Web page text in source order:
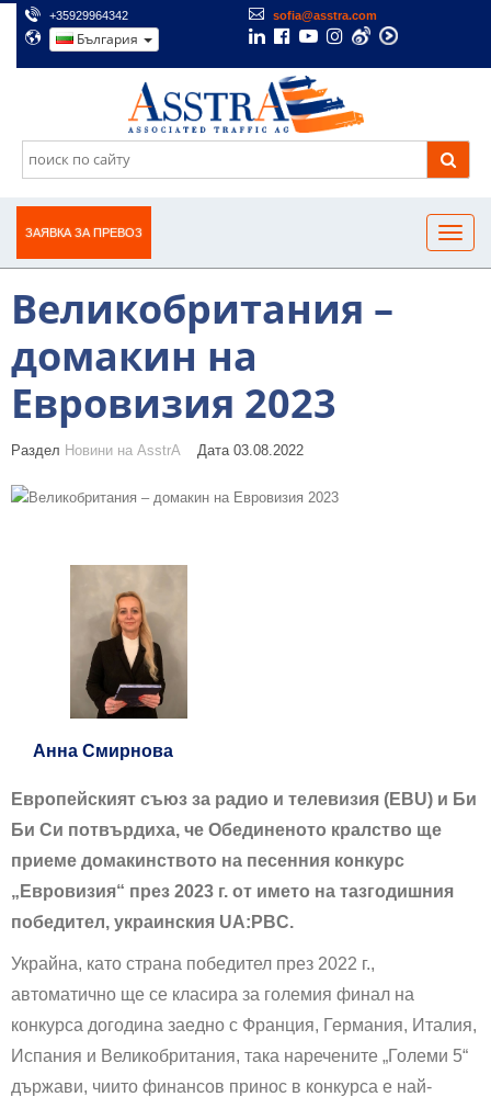
+35929964342 sofia@asstra.com
България
ЗАЯВКА ЗА ПРЕВОЗ
Великобритания –
домакин на
Евровизия 2023
Раздел Новини на AsstrA Дата 03.08.2022
Анна Смирнова
Европейският съюз за радио и телевизия (EBU) и Би
Би Си потвърдиха, че Обединеното кралство ще
приеме домакинството на песенния конкурс
„Евровизия“ през 2023 г. от името на тазгодишния
победител, украинския UA:PBC.
Украйна, като страна победител през 2022 г.,
автоматично ще се класира за големия финал на
конкурса догодина заедно с Франция, Германия, Италия,
Испания и Великобритания, така наречените „Големи 5“
държави, чиито финансов принос в конкурса е най-